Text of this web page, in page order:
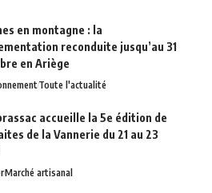
en montagne : la
reconduite jusqu’au 31
en Ariège
Toute l'actualité
accueille la 5e édition de
de la Vannerie du 21 au 23
Marché artisanal